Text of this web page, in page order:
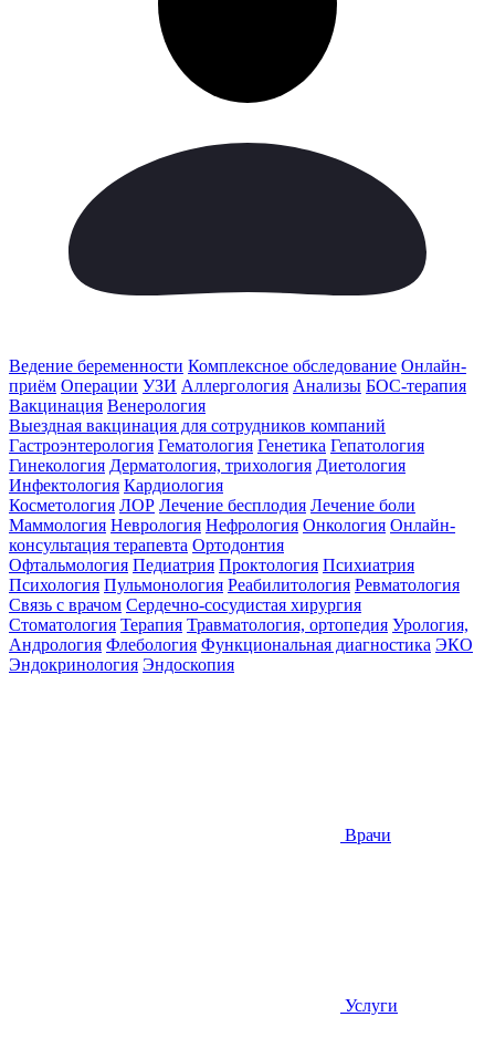
Ведение беременности Комплексное обследование Онлайн-
приём Операции УЗИ Аллергология Анализы БОС-терапия
Вакцинация Венерология
Выездная вакцинация для сотрудников компаний
Гастроэнтерология Гематология Генетика Гепатология
Гинекология Дерматология, трихология Диетология
Инфектология Кардиология
Косметология ЛОР Лечение бесплодия Лечение боли
Маммология Неврология Нефрология Онкология Онлайн-
консультация терапевта Ортодонтия
Офтальмология Педиатрия Проктология Психиатрия
Психология Пульмонология Реабилитология Ревматология
Связь с врачом Сердечно-сосудистая хирургия
Стоматология Терапия Травматология, ортопедия Урология,
Андрология Флебология Функциональная диагностика ЭКО
Эндокринология Эндоскопия
Врачи
Услуги